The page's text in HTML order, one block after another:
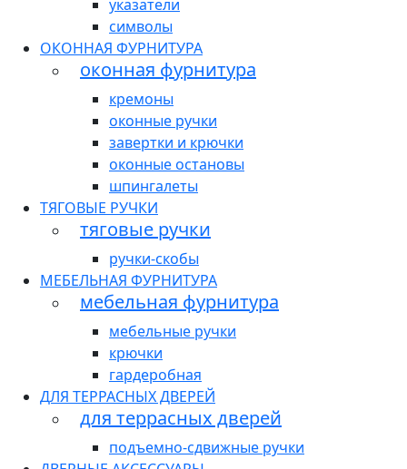
указатели
символы
ОКОННАЯ ФУРНИТУРА
оконная фурнитура
кремоны
оконные ручки
завертки и крючки
оконные остановы
шпингалеты
ТЯГОВЫЕ РУЧКИ
тяговые ручки
ручки-скобы
МЕБЕЛЬНАЯ ФУРНИТУРА
мебельная фурнитура
мебельные ручки
крючки
гардеробная
ДЛЯ ТЕРРАСНЫХ ДВЕРЕЙ
для террасных дверей
подъемно-сдвижные ручки